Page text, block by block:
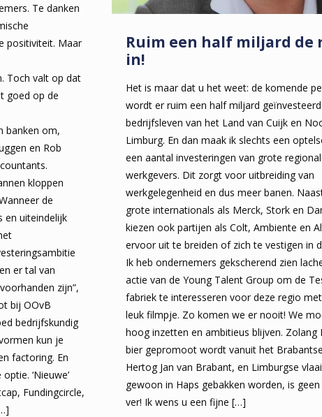
Te danken
positiviteit. Maar
Toch valt op dat
goed op de
banken om,
en Rob
kloppen
de
en uiteindelijk
er tal van
zijn”,
bij OOvB
bedrijfskundig
kun je
factoring. En
‘Nieuwe’
Fundingcircle,
Ruim een half miljard de
in!
Het is maar dat u het weet: de komende
wordt er ruim een half miljard
bedrijfsleven van het Land van Cuijk en
Limburg. En dan maak ik slechts een
een aantal investeringen van grote
werkgevers. Dit zorgt voor uitbreiding van
werkgelegenheid en dus meer banen.
grote internationals als Merck, Stork en
kiezen ook partijen als Colt, Ambiente en
ervoor uit te breiden of zich te vestigen in
Ik heb ondernemers gekscherend zien
actie van de Young Talent Group om de
fabriek te interesseren voor deze regio
leuk filmpje. Zo komen we er nooit! We
hoog inzetten en ambitieus blijven. Zolang
bier gepromoot wordt vanuit het
Hertog Jan van Brabant, en Limburgse
gewoon in Haps gebakken worden, is
ver! Ik wens u een fijne […]